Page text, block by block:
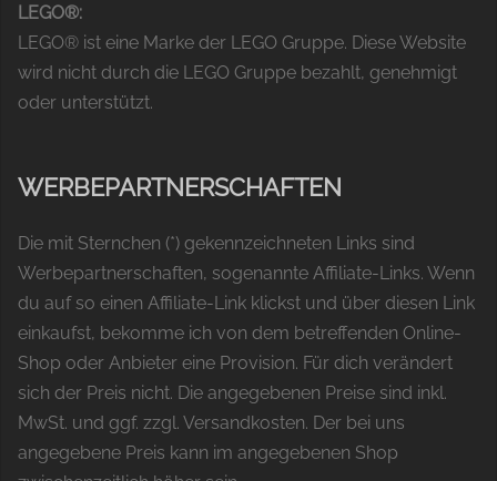
LEGO®:
LEGO® ist eine Marke der LEGO Gruppe. Diese Website
wird nicht durch die LEGO Gruppe bezahlt, genehmigt
oder unterstützt.
WERBEPARTNERSCHAFTEN
Die mit Sternchen (*) gekennzeichneten Links sind
Werbepartnerschaften, sogenannte Affiliate-Links. Wenn
du auf so einen Affiliate-Link klickst und über diesen Link
einkaufst, bekomme ich von dem betreffenden Online-
Shop oder Anbieter eine Provision. Für dich verändert
sich der Preis nicht. Die angegebenen Preise sind inkl.
MwSt. und ggf. zzgl. Versandkosten. Der bei uns
angegebene Preis kann im angegebenen Shop